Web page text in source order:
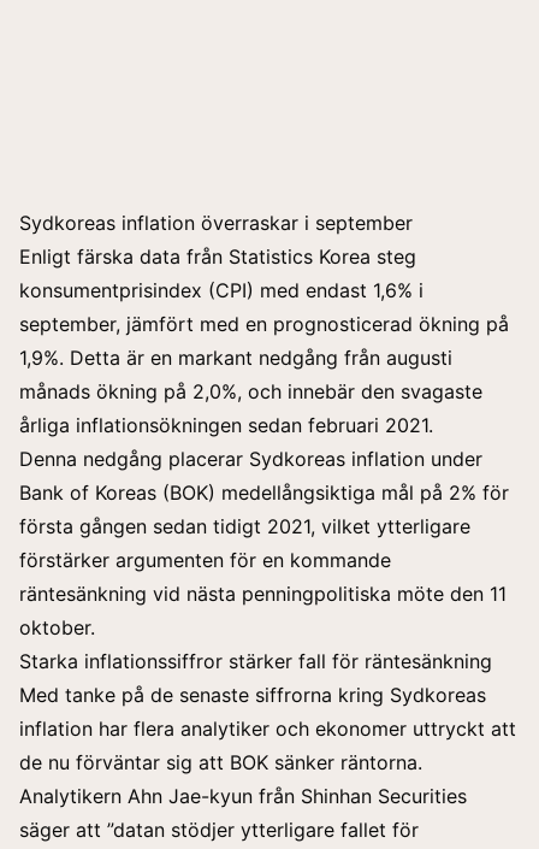
Sydkoreas inflation överraskar i september
Enligt färska data från Statistics Korea steg
konsumentprisindex (CPI) med endast 1,6% i
september, jämfört med en prognosticerad ökning på
1,9%. Detta är en markant nedgång från augusti
månads ökning på 2,0%, och innebär den svagaste
årliga inflationsökningen sedan februari 2021.
Denna nedgång placerar Sydkoreas inflation under
Bank of Koreas (BOK) medellångsiktiga mål på 2% för
första gången sedan tidigt 2021, vilket ytterligare
förstärker argumenten för en kommande
räntesänkning vid nästa penningpolitiska möte den 11
oktober.
Starka inflationssiffror stärker fall för räntesänkning
Med tanke på de senaste siffrorna kring Sydkoreas
inflation har flera analytiker och ekonomer uttryckt att
de nu förväntar sig att BOK sänker räntorna.
Analytikern Ahn Jae-kyun från Shinhan Securities
säger att ”datan stödjer ytterligare fallet för